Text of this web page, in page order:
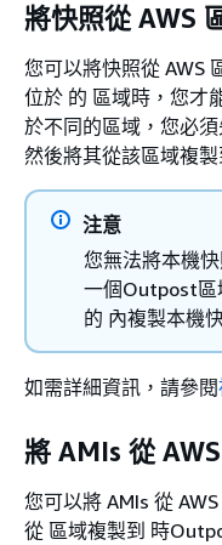
將快照從 AWS
您可以將快照從 AWS
位於 的 區域時，您才
於不同的區域，您必
然後將其從該區域複
注意
您無法將本機
一個Outpost區
的 內複製本機
如需詳細資訊，請參閱
將 AMIs 從
您可以將 AMIs 從
從 區域複製到 時